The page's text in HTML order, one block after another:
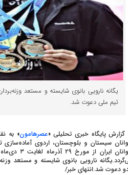
یگانه نارویی بانوی شایسته و مستعد
تیم ملی دعوت شد.
گزارش پایگاه خبری تحلیلی «عصرهامون» به
سیستان و بلوچستان، اردوی آماده‌سازی
نارویی بانوی شایسته و مستعد
دعوت شد.انتهای خبر/